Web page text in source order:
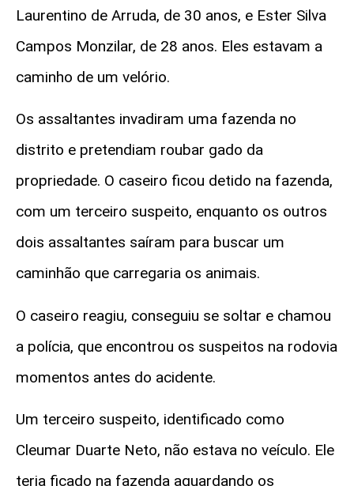
Laurentino de Arruda, de 30 anos, e Ester Silva
Campos Monzilar, de 28 anos. Eles estavam a
caminho de um velório.
Os assaltantes invadiram uma fazenda no
distrito e pretendiam roubar gado da
propriedade. O caseiro ficou detido na fazenda,
com um terceiro suspeito, enquanto os outros
dois assaltantes saíram para buscar um
caminhão que carregaria os animais.
O caseiro reagiu, conseguiu se soltar e chamou
a polícia, que encontrou os suspeitos na rodovia
momentos antes do acidente.
Um terceiro suspeito, identificado como
Cleumar Duarte Neto, não estava no veículo. Ele
teria ficado na fazenda aguardando os